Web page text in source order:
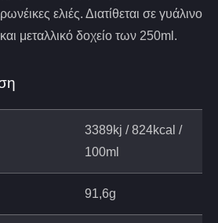
ελιές. Διατίθεται σε γυάλινο
μεταλλικό δοχείο των 250ml.
3389kj / 824kcal /
100ml
91,6g